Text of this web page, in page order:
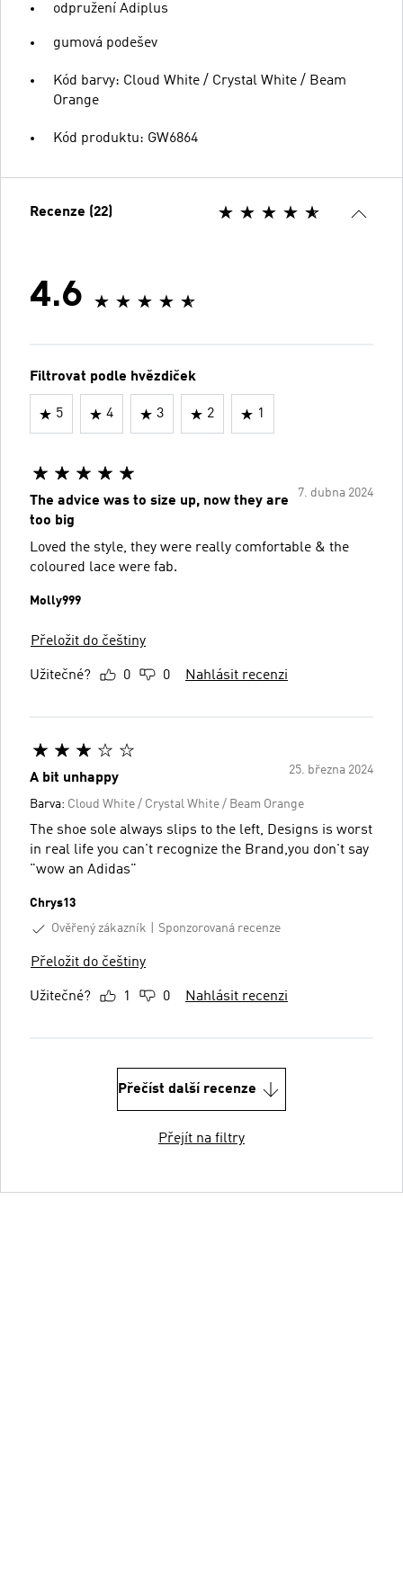
odpružení Adiplus
gumová podešev
Kód barvy: Cloud White / Crystal White / Beam
Orange
Kód produktu: GW6864
Recenze (22)
4.6
Filtrovat podle hvězdiček
5 4 3 2 1
7. dubna 2024
The advice was to size up, now they are
too big
Loved the style, they were really comfortable & the
coloured lace were fab.
Molly999
Přeložit do češtiny
Užitečné? 0 0 Nahlásit recenzi
25. března 2024
A bit unhappy
Barva: Cloud White / Crystal White / Beam Orange
The shoe sole always slips to the left, Designs is worst
in real life you can't recognize the Brand,you don't say
"wow an Adidas"
Chrys13
Ověřený zákazník
Sponzorovaná recenze
Přeložit do češtiny
Užitečné? 1 0 Nahlásit recenzi
Přečíst další recenze
Přejít na filtry